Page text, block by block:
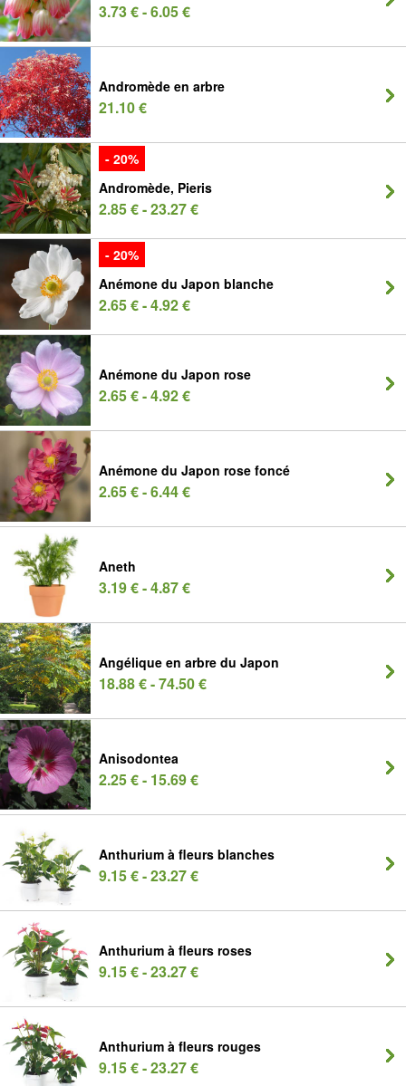
3.73 € - 6.05 €
Andromède en arbre
21.10 €
- 20%
Andromède, Pieris
2.85 € - 23.27 €
- 20%
Anémone du Japon blanche
2.65 € - 4.92 €
Anémone du Japon rose
2.65 € - 4.92 €
Anémone du Japon rose foncé
2.65 € - 6.44 €
Aneth
3.19 € - 4.87 €
Angélique en arbre du Japon
18.88 € - 74.50 €
Anisodontea
2.25 € - 15.69 €
Anthurium à fleurs blanches
9.15 € - 23.27 €
Anthurium à fleurs roses
9.15 € - 23.27 €
Anthurium à fleurs rouges
9.15 € - 23.27 €